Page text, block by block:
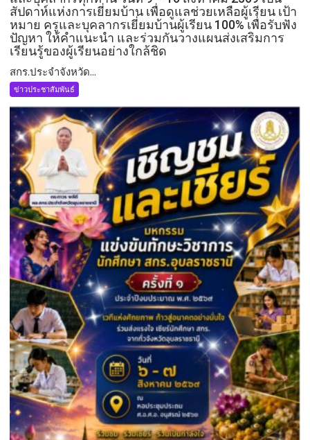
สัปดาห์แห่งการเยี่ยมบ้าน เพื่อดูแลช่วยเหลือผู้เรียน เป้า
หมาย ครูและบุคลากรเยี่ยมบ้านผู้เรียน 100% เพื่อรับฟัง
ปัญหา ให้คำแนะนำ และร่วมกันวางแผนส่งเสริมการ
เรียนรู้ของผู้เรียนอย่างใกล้ชิด
สกร.ประจำจังหวัด...
ข่าวประชาสัมพันธ์